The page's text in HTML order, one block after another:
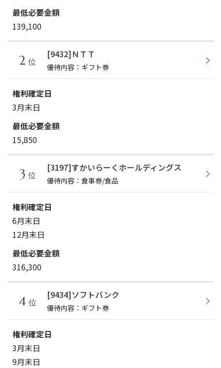
139,100
2 位
[9432]ＮＴＴ
優待内容：ギフト券
3月末日
15,850
3 位
[3197]すかいらーくホールディングス
優待内容：食事券/食品
6月末日
12月末日
316,300
4位
[9434]ソフトバンク
優待内容：ギフト券
3月末日
9月末日